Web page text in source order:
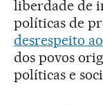
liberdade de
políticas de
desrespeito
dos povos
políticas e